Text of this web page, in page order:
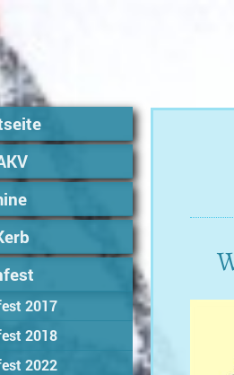
2017
2018
2022